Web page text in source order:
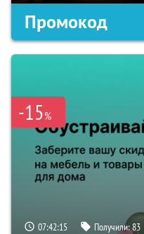
Промокод
-15%
07:42:14 Получили:83